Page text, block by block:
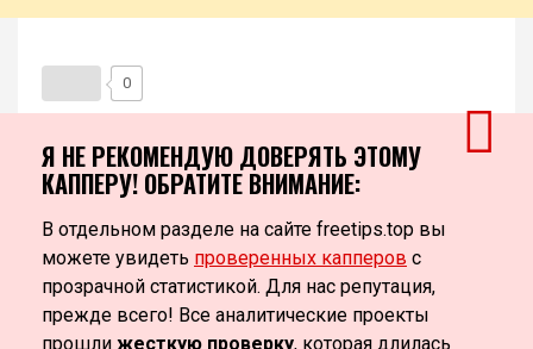
0
Я НЕ РЕКОМЕНДУЮ ДОВЕРЯТЬ ЭТОМУ
КАППЕРУ! ОБРАТИТЕ ВНИМАНИЕ:
В отдельном разделе на сайте freetips.top вы
можете увидеть проверенных капперов с
прозрачной статистикой. Для нас репутация,
прежде всего! Все аналитические проекты
прошли жесткую проверку, которая длилась